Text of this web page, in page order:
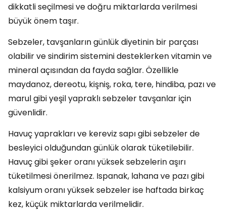
dikkatli seçilmesi ve doğru miktarlarda verilmesi
büyük önem taşır.
Sebzeler, tavşanların günlük diyetinin bir parçası
olabilir ve sindirim sistemini desteklerken vitamin ve
mineral açısından da fayda sağlar. Özellikle
maydanoz, dereotu, kişniş, roka, tere, hindiba, pazı ve
marul gibi yeşil yapraklı sebzeler tavşanlar için
güvenlidir.
Havuç yaprakları ve kereviz sapı gibi sebzeler de
besleyici olduğundan günlük olarak tüketilebilir.
Havuç gibi şeker oranı yüksek sebzelerin aşırı
tüketilmesi önerilmez. Ispanak, lahana ve pazı gibi
kalsiyum oranı yüksek sebzeler ise haftada birkaç
kez, küçük miktarlarda verilmelidir.